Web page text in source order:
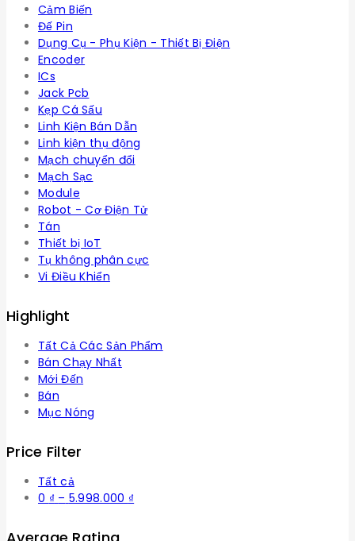
Cảm Biến
Đế Pin
Dụng Cụ - Phụ Kiện - Thiết Bị Điện
Encoder
ICs
Jack Pcb
Kẹp Cá Sấu
Linh Kiện Bán Dẫn
Linh kiện thụ động
Mạch chuyển đổi
Mạch Sạc
Module
Robot - Cơ Điện Tử
Tán
Thiết bị IoT
Tụ không phân cực
Vi Điều Khiển
Highlight
Tất Cả Các Sản Phẩm
Bán Chạy Nhất
Mới Đến
Bán
Mục Nóng
Price Filter
Tất cả
0 ₫ – 5.998.000 ₫